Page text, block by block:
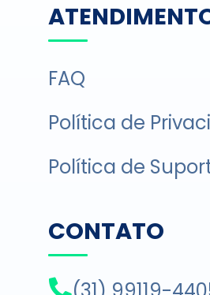
FAQ
Política de
Política de
CONTATO